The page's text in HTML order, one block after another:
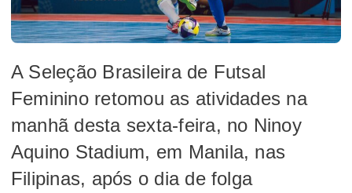
A Seleção Brasileira de Futsal
Feminino retomou as atividades na
manhã desta sexta-feira, no Ninoy
Aquino Stadium, em Manila, nas
Filipinas, após o dia de folga